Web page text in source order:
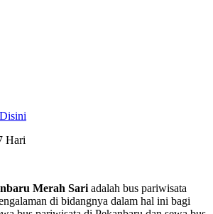
Hari
Merah Sariadalah bus pariwisata
di bidangnya dalam hal ini bagi